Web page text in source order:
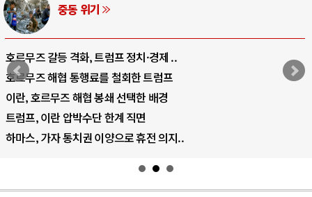
중동 위기
호르무즈 갈등 격화, 트럼프 정치·경제 ..
호르무즈 해협 통행료를 철회한 트럼프
이란, 호르무즈 해협 봉쇄 선택한 배경
트럼프, 이란 압박수단 한계 직면
하마스, 가자 통치권 이양으로 휴전 의지..